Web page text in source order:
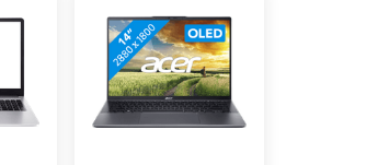
tot 20
Let op: Je krijgt
Surface Pro en
een e-mail
1 jaar gratis
is a product of